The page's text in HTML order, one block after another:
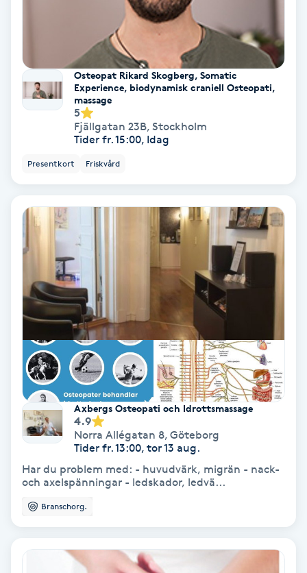
Skägg
Skäggfärgning
Skäggklippning
Skönhet
Slingor
Sockring
Spa manikyr & pedikyr
Spa-manikyr
Spraytan
Stylist
Osteopat Rikard Skogberg, Somatic
Experience, biodynamisk craniell Osteopati,
massage
5
Fjällgatan 23B, Stockholm
Tider fr. 15:00, Idag
Presentkort Friskvård
Axbergs Osteopati och Idrottsmassage
4.9
Norra Allégatan 8, Göteborg
Tider fr. 13:00, tor 13 aug.
Har du problem med: - huvudvärk, migrän - nack-
och axelspänningar - ledskador, ledvä...
Branschorg.